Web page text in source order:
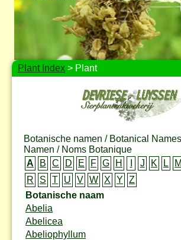
Plant Index > Plant
Botanische namen / Botanical
Namen / Noms Botanique
A
B C D E F G H J K L M
R
S T U V W X Y
Z
Botanische naam
Abelia
Abelicea
Abeliophyllum